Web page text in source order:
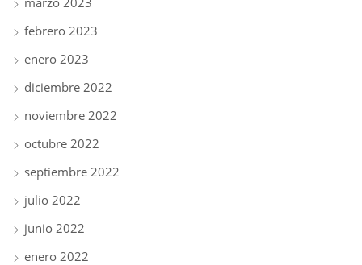
febrero 2023
enero 2023
diciembre 2022
noviembre 2022
octubre 2022
septiembre 2022
julio 2022
junio 2022
enero 2022